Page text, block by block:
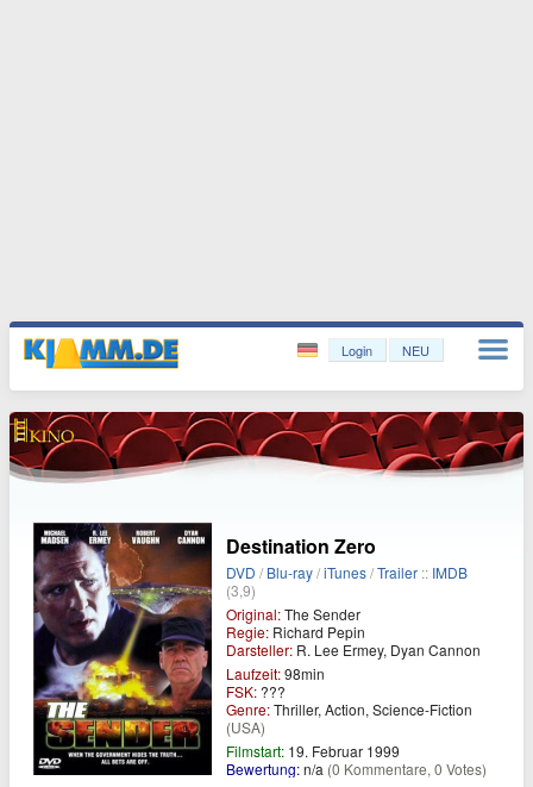
Login NEU
Destination Zero
DVD /Blu-ray/iTunes/Trailer :: IMDB
(3,9)
Original:The Sender
Regie: Richard Pepin
Darsteller: R. Lee Ermey, Dyan Cannon
Laufzeit:98min
FSK: ???
Genre:Thriller, Action, Science-Fiction
(USA)
Filmstart: 19. Februar 1999
Bewertung:n/a (0 Kommentare, 0 Votes)